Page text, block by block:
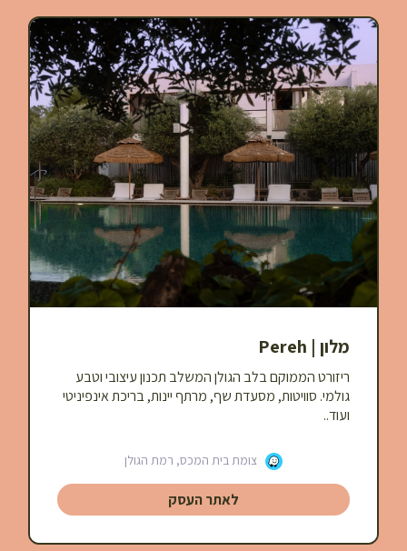
מלון | Pereh
ריזורט הממוקם בלב הגולן המשלב תכנון עיצובי וטבע
גולמי. סוויטות, מסעדת שף, מרתף יינות, בריכת אינפיניטי
ועוד..
צומת בית המכס, רמת הגולן
לאתר העסק